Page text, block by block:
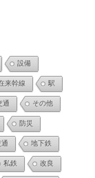
設備
来幹線 駅
通 その他
防災
地下鉄
私鉄 改良